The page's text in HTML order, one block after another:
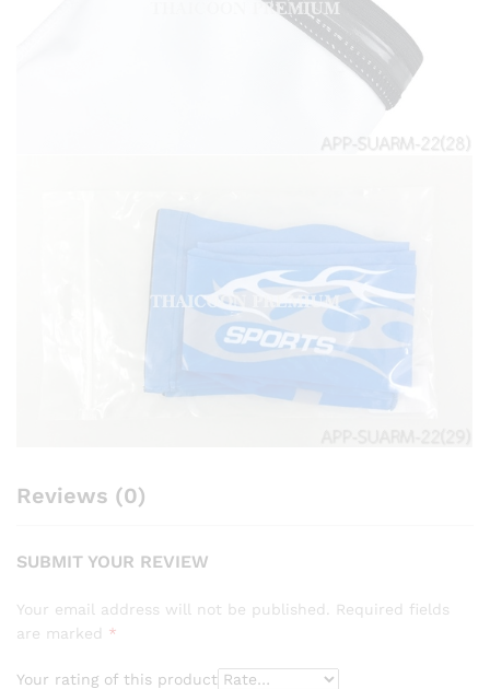
Reviews (0)
SUBMIT YOUR REVIEW
Your email address will not be published.
Required fields
are marked *
Your rating of this product